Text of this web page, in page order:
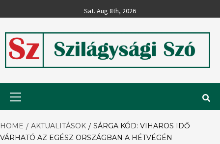
to
Sat. Aug 8th, 2026
Szilágysági
Szó
HOME AKTUALITÁSOK
SÁRGA KÓD: VIHAROS IDŐ
VÁRHATÓ AZ EGÉSZ ORSZÁGBAN A HÉTVÉGÉN